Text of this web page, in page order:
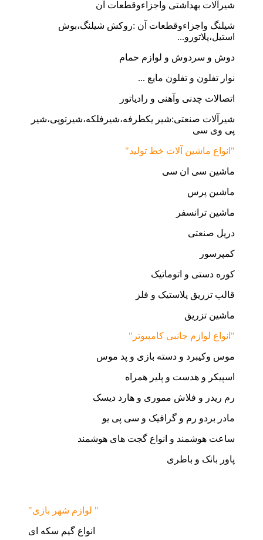
شیرآلات بهداشتی واجزاءوقطعات آن
شیلنگ واجزاءوقطعات آن :روکش شیلنگ،بوش
استیل،پلاتورو...
دوش و سردوش و لوازم حمام
نوار تفلون و تفلون مایع ...
اتصالات چدنی وآهنی و رادیاتور
شیرآلات صنعتی:شیر یکطرفه،شیرفلکه،شیرتوپی،شیر
پی وی سی
"انواع ماشین آلات خط تولید"
ماشین سی ان سی
ماشین پرس
ماشین ترانسفر
دریل صنعتی
کمپرسور
کوره دستی و اتوماتیک
قالب تزریق پلاستیک و فلز
ماشین تزریق
"انواع لوازم جانبی کامپیوتر"
موس وکیبرد و دسته بازی و پد موس
اسپیکر و هدست و پلیر همراه
رم ریدر و فلاش مموری و هارد دیسک
مادر بردو رم و گرافیک و سی پی یو
ساعت هوشمند و انواع گجت های هوشمند
پاور بانک و باطری
"لوازم شهر بازی "
انواع گیم سکه ای